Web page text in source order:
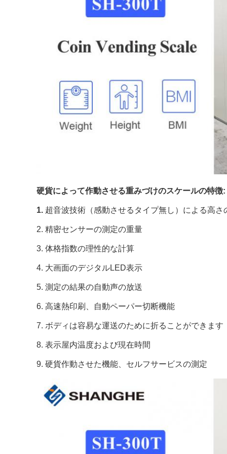
硬貨によって作動させる重みづけのスケールの特徴:
1. 超音波技術（感動させるタイプ無し）による高さ
2. 精密センサーの測定の重量
3. 体格指数の理性的な計算
4. 大画面のデジタルLED表示
5. 測定の結果の自動声の放送
6. 高速熱印刷、自動ペーパー切断機能
7. ボディは容易な運送のために折ることができます
8. 表示屋内温度および現在時間
9. 硬貨作動させた機能、セルフサービスの測定